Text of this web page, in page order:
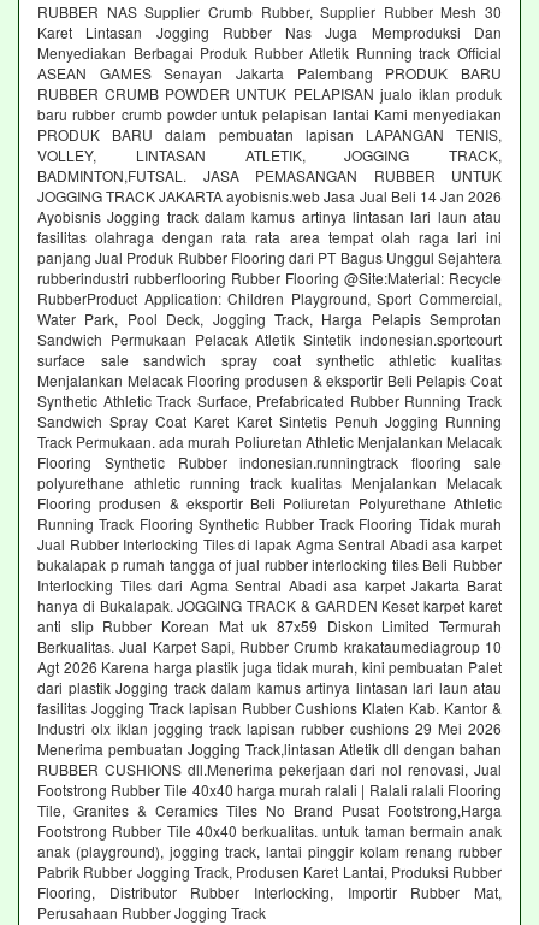
RUBBER NAS Supplier Crumb Rubber, Supplier Rubber Mesh 30
Karet Lintasan Jogging Rubber Nas Juga Memproduksi Dan
Menyediakan Berbagai Produk Rubber Atletik Running track Official
ASEAN GAMES Senayan Jakarta Palembang PRODUK BARU
RUBBER CRUMB POWDER UNTUK PELAPISAN jualo iklan produk
baru rubber crumb powder untuk pelapisan lantai Kami menyediakan
PRODUK BARU dalam pembuatan lapisan LAPANGAN TENIS,
VOLLEY, LINTASAN ATLETIK, JOGGING TRACK,
BADMINTON,FUTSAL. JASA PEMASANGAN RUBBER UNTUK
JOGGING TRACK JAKARTA ayobisnis.web Jasa Jual Beli 14 Jan 2026
Ayobisnis Jogging track dalam kamus artinya lintasan lari laun atau
fasilitas olahraga dengan rata rata area tempat olah raga lari ini
panjang Jual Produk Rubber Flooring dari PT Bagus Unggul Sejahtera
rubberindustri rubberflooring Rubber Flooring @Site:Material: Recycle
RubberProduct Application: Children Playground, Sport Commercial,
Water Park, Pool Deck, Jogging Track, Harga Pelapis Semprotan
Sandwich Permukaan Pelacak Atletik Sintetik indonesian.sportcourt
surface sale sandwich spray coat synthetic athletic kualitas
Menjalankan Melacak Flooring produsen & eksportir Beli Pelapis Coat
Synthetic Athletic Track Surface, Prefabricated Rubber Running Track
Sandwich Spray Coat Karet Karet Sintetis Penuh Jogging Running
Track Permukaan. ada murah Poliuretan Athletic Menjalankan Melacak
Flooring Synthetic Rubber indonesian.runningtrack flooring sale
polyurethane athletic running track kualitas Menjalankan Melacak
Flooring produsen & eksportir Beli Poliuretan Polyurethane Athletic
Running Track Flooring Synthetic Rubber Track Flooring Tidak murah
Jual Rubber Interlocking Tiles di lapak Agma Sentral Abadi asa karpet
bukalapak p rumah tangga of jual rubber interlocking tiles Beli Rubber
Interlocking Tiles dari Agma Sentral Abadi asa karpet Jakarta Barat
hanya di Bukalapak. JOGGING TRACK & GARDEN Keset karpet karet
anti slip Rubber Korean Mat uk 87x59 Diskon Limited Termurah
Berkualitas. Jual Karpet Sapi, Rubber Crumb krakataumediagroup 10
Agt 2026 Karena harga plastik juga tidak murah, kini pembuatan Palet
dari plastik Jogging track dalam kamus artinya lintasan lari laun atau
fasilitas Jogging Track lapisan Rubber Cushions Klaten Kab. Kantor &
Industri olx iklan jogging track lapisan rubber cushions 29 Mei 2026
Menerima pembuatan Jogging Track,lintasan Atletik dll dengan bahan
RUBBER CUSHIONS dll.Menerima pekerjaan dari nol renovasi, Jual
Footstrong Rubber Tile 40x40 harga murah ralali | Ralali ralali Flooring
Tile, Granites & Ceramics Tiles No Brand Pusat Footstrong,Harga
Footstrong Rubber Tile 40x40 berkualitas. untuk taman bermain anak
anak (playground), jogging track, lantai pinggir kolam renang rubber
Pabrik Rubber Jogging Track, Produsen Karet Lantai, Produksi Rubber
Flooring, Distributor Rubber Interlocking, Importir Rubber Mat,
Perusahaan Rubber Jogging Track